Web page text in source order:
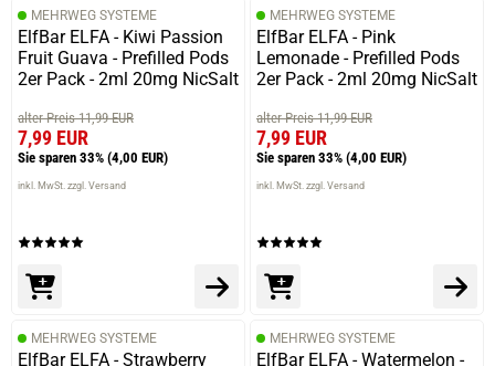
Werner B.
verifizierter Onlinekauf.
Es gibt nichts zu beanstanden
24.04.2025 — via
Trustedshops.de
verifizierter Onlinekauf.
MEHRWEG SYSTEME
ElfBar ELFA - Kiwi Passion
Fruit Guava - Prefilled Pods
2er Pack - 2ml 20mg NicSalt
alter Preis 11,99 EUR
7,99 EUR
Sie sparen 33% (4,00 EUR)
inkl. MwSt. zzgl. Versand
MEHRWEG SYSTEME
ElfBar ELFA - Pink
Lemonade - Prefilled Pods
2er Pack - 2ml 20mg NicSalt
alter Preis 11,99 EUR
7,99 EUR
Sie sparen 33% (4,00 EUR)
inkl. MwSt. zzgl. Versand
MEHRWEG SYSTEME
ElfBar ELFA - Strawberry
MEHRWEG SYSTEME
ElfBar ELFA - Watermelon -